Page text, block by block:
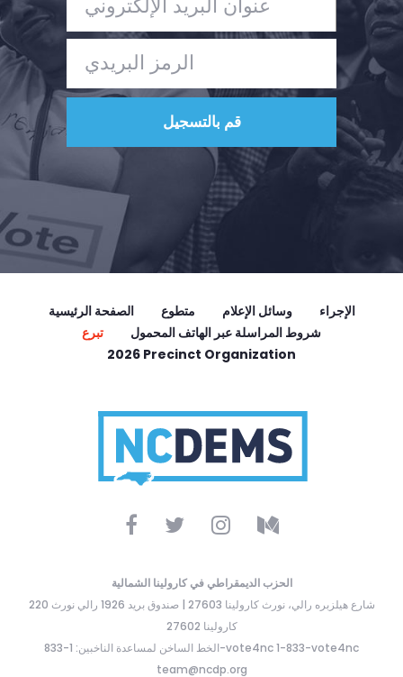
الصفحة الرئيسية متطوع وسائل الإعلام
الإجراء
تبرع
شروط المراسلة عبر الهاتف المحمول
2026 Precinct Organization
الحزب الديمقراطي في كارولينا الشمالية
220 شارع هيلزبره رالي، نورث كارولينا 27603 | صندوق بريد 1926 رالي نورث
كارولينا 27602
الخط الساخن لمساعدة الناخبين: 1-833-vote4nc 1-833-vote4nc
team@ncdp.org